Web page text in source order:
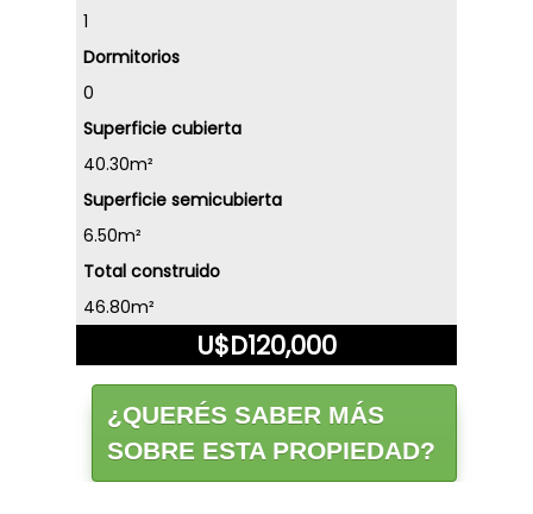
1
Dormitorios
0
Superficie cubierta
40.30m²
Superficie semicubierta
6.50m²
Total construido
46.80m²
U$D120,000
¿QUERÉS SABER MÁS
SOBRE ESTA PROPIEDAD?